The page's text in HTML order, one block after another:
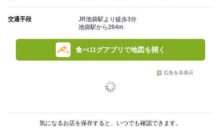
交通手段
JR池袋駅より徒歩3分
池袋駅から264m
食べログアプリで地図を開く
広告を非表示
気になるお店を保存すると、いつでも確認できます。